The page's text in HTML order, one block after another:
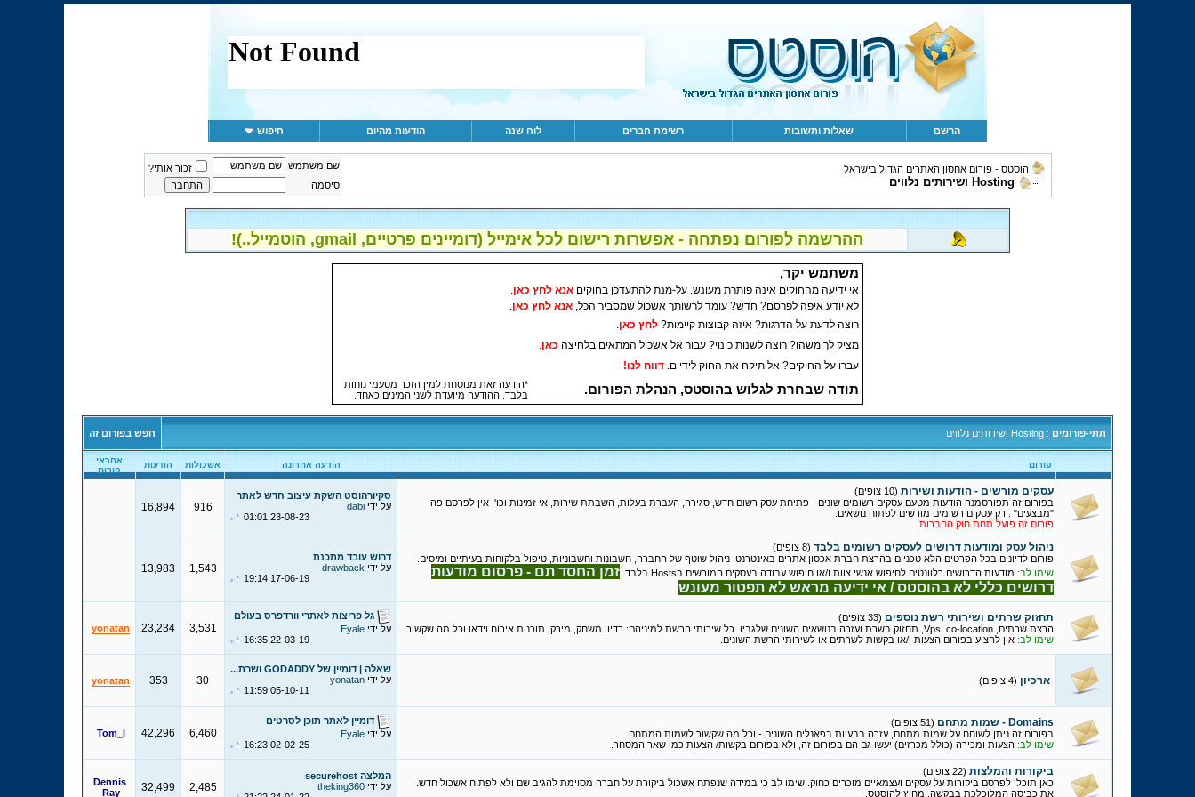
הרשם שאלות ותשובות רשימת חברים לוח שנה הודעות מהיום חיפוש
הוסטס - פורום אחסון האתרים הגדול בישראל
Hosting ושירותים נלווים
שם משתמש
זכור אותי?
סיסמה
ההרשמה לפורום נפתחה - אפשרות רישום לכל אימייל (דומיינים פרטיים, gmail, הוטמייל..)!
משתמש יקר,
אי ידיעה מהחוקים אינה פותרת מעונש. על-מנת להתעדכן בחוקים אנא לחץ כאן.
לא יודע איפה לפרסם? חדש? עומד לרשותך אשכול שמסביר הכל, אנא לחץ כאן.
רוצה לדעת על הדרגות? איזה קבוצות קיימות? לחץ כאן.
מציק לך משהו? רוצה לשנות כינוי? עבור אל אשכול המתאים בלחיצה כאן.
עברו על החוקים? אל תיקח את החוק לידיים. דווח לנו!
תודה שבחרת לגלוש בהוסטס, הנהלת הפורום.
*הודעה זאת מנוסחת למין הזכר מטעמי נוחות
בלבד ההודעה מיועדת לשני המינים כאחד.
תתי-פורומים : Hosting ושירותים נלווים חפש בפורום זה
פורום הודעה אחרונה אשכולות הודעות
אחראי
פורום
עסקים מורשים - הודעות ושירות (10 צופים)
בפורום זה תפורסמנה הודעות מטעם עסקים רשומים שונים - פתיחת עסק רשום חדש, סגירה, העברת בעלות, השבתת שירות, אי זמינות וכו'. אין לפרסם פה
"מבצעים" . רק עסקים רשומים מורשים לפתוח נושאים.
פורום זה פועל תחת חוק החברות
סקיורהוסט השקת עיצוב חדש לאתר
על ידי dabi
23-08-23
01:01
916
16,894
ניהול עסק ומודעות דרושים לעסקים רשומים בלבד (8 צופים)
פורום לדיונים בכל הפרטים הלא טכניים בהרצת חברת אכסון אתרים באינטרנט, ניהול שוטף של החברה, חשבונות וחשבוניות, טיפול בלקוחות בעיתיים ומיסים.
שימו לב: מודעות הדרושים רלוונטים לחיפוש אנשי צוות ו/או חיפוש עבודה בעסקים המורשים בHosts בלבד.
זמן החסד תם - פרסום מודעות
דרושים כללי לא בהוסטס / אי ידיעה מראש לא תפטור מעונש
דרוש עובד מתכנת
על ידי drawback
17-06-19
19:14
1,543
13,983
תחזוק שרתים ושירותי רשת נוספים (33 צופים)
הרצת שרתים, Vps, co-location, תחזוק בשרת ועזרה בנושאים השונים שלגביו. כל שירותי הרשת למיניהם: רדיו, משחק, מירק, תוכנות אירוח וידאו וכל מה שקשור.
שימו לב: אין להציע בפורום הצעות ו/או בקשות לשרתים או לשירותי הרשת השונים.
גל פריצות לאתרי וורדפרס בעולם
על ידי Eyale
22-03-19
16:35
3,531
23,234
yonatan
ארכיון (4 צופים)
שאלה | דומיין של GODADDY ושרת...
על ידי yonatan
05-10-11
11:59
30
353
yonatan
Domains - שמות מתחם
(51 צופים)
בפורום זה ניתן לשוחח על שמות מתחם, עזרה בבעיות בפאנלים השונים - וכל מה שקשור לשמות המתחם.
שימו לב: הצעות ומכירה (כולל מכרזים) יעשו גם הם בפורום זה, ולא בפורום בקשות/ הצעות כמו שאר המסחר.
דומיין לאתר תוכן לסרטים
על ידי Eyale
02-02-25
16:23
6,460
42,296
Tom_l
ביקורות והמלצות (22 צופים)
כאן תוכלו לפרסם ביקורות על עסקים ועצמאיים מוכרים כחוק. שימו לב כי במידה שנפתח אשכול ביקורת על חברה מסוימת להגיב שם ולא לפתוח אשכול חדש.
את כביסה המלוכלכת בבקשה, מחוץ להוסטס.
המלצה securehost
על ידי theking360
2,485
32,499
Dennis
Ray